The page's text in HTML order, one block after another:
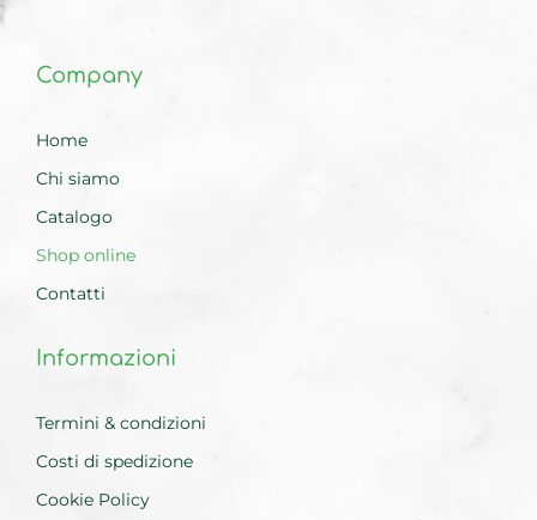
Company
Home
Chi siamo
Catalogo
Shop online
Contatti
Informazioni
Termini & condizioni
Costi di spedizione
Cookie Policy